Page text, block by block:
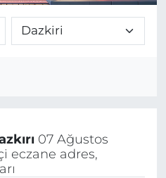
07 Ağustos
eczane adres,